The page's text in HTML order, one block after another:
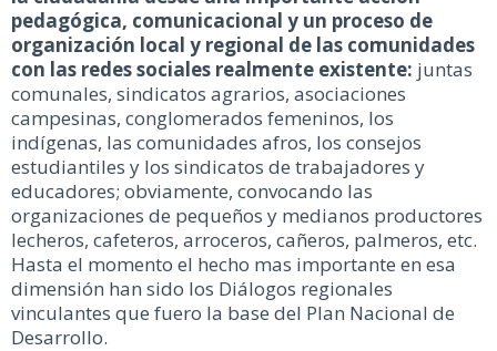
pedagógica, comunicacional y un proceso de
organización local y regional de las comunidades
con las redes sociales realmente existente: juntas
comunales, sindicatos agrarios, asociaciones
campesinas, conglomerados femeninos, los
indígenas, las comunidades afros, los consejos
estudiantiles y los sindicatos de trabajadores y
educadores; obviamente, convocando las
organizaciones de pequeños y medianos productores
lecheros, cafeteros, arroceros, cañeros, palmeros, etc.
Hasta el momento el hecho mas importante en esa
dimensión han sido los Diálogos regionales
vinculantes que fuero la base del Plan Nacional de
Desarrollo.